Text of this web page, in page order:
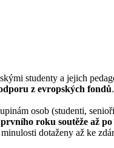
studenty a jejich
z evropských fondů.
osob (studenti,
roku soutěže až
dotaženy až ke